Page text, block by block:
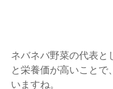
ネバネバ野菜の代表と
と栄養価が高いことで
いますね。